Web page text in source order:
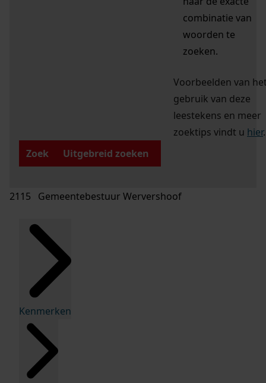
combinatie van
woorden te
zoeken.
Voorbeelden van
gebruik van deze
leestekens en meer
zoektips vindt u hier.
Zoek
Uitgebreid zoeken
2115 Gemeentebestuur Wervershoof
Kenmerken